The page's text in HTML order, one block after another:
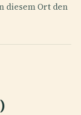
diesem Ort den